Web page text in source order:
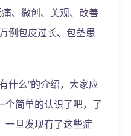
、微创、美观、改善
例包皮过长、包茎患
什么”的介绍，大家应
个简单的认识了吧，了
一旦发现有了这些症